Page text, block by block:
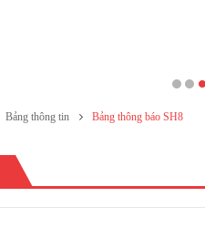
Bảng thông tin Bảng thông báo SH8